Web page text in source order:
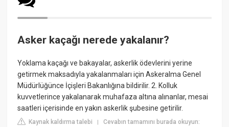
Asker kaçağı nerede yakalanır?
Yoklama kaçağı ve bakayalar, askerlik ödevlerini yerine
getirmek maksadıyla yakalanmaları için Askeralma Genel
Müdürlüğünce İçişleri Bakanlığına bildirilir. 2. Kolluk
kuvvetlerince yakalanarak muhafaza altına alınanlar, mesai
saatleri içerisinde en yakın askerlik şubesine getirilir.
Kaynak kaldırma talebi |Cevabın tamamını burada okuyun: